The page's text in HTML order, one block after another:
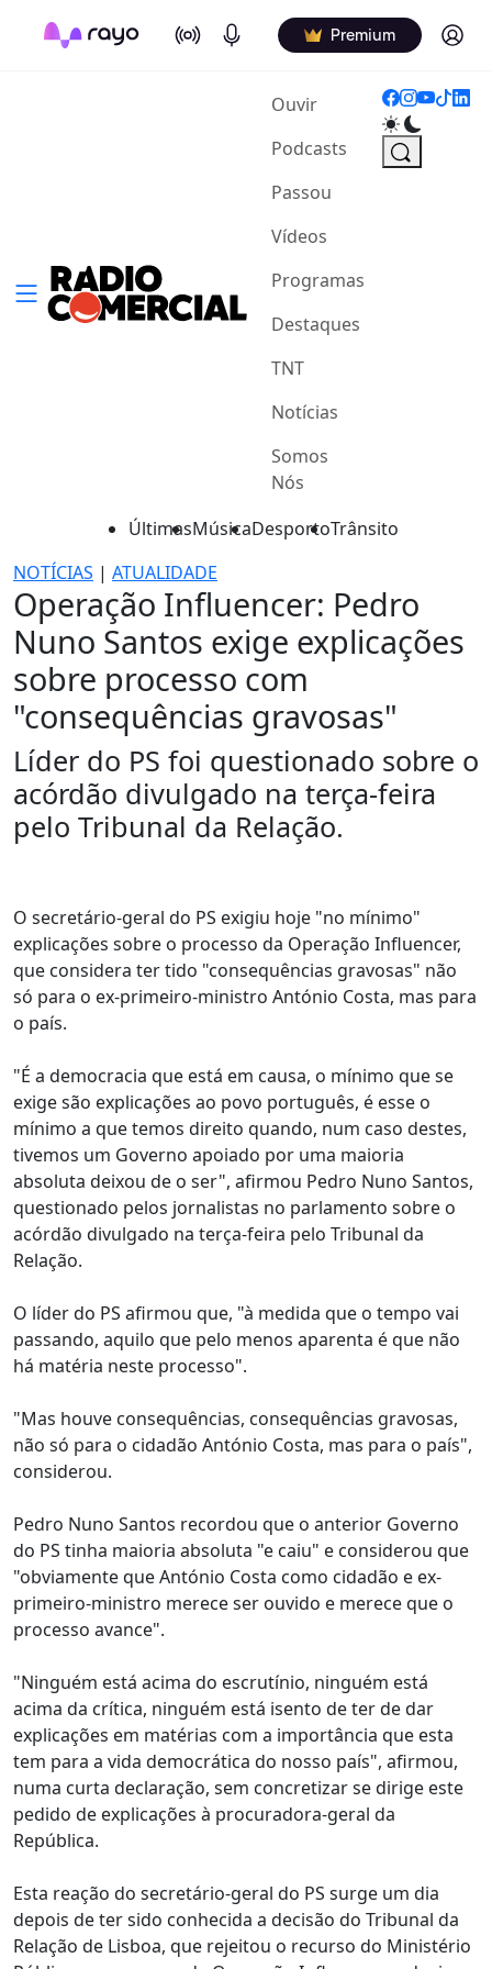
On Air Podcasts Premium Log in
Ouvir(current)
Podcasts
Passou
Vídeos
Programas
Destaques
TNT
Notícias
Somos
Nós
ÚltimasMúsicaDesportoTrânsito
NOTÍCIAS | ATUALIDADE
Operação Influencer: Pedro
Nuno Santos exige explicações
sobre processo com
"consequências gravosas"
Líder do PS foi questionado sobre o
acórdão divulgado na terça-feira
pelo Tribunal da Relação.
O secretário-geral do PS exigiu hoje "no mínimo"
explicações sobre o processo da Operação Influencer,
que considera ter tido "consequências gravosas" não
só para o ex-primeiro-ministro António Costa, mas para
o país.
"É a democracia que está em causa, o mínimo que se
exige são explicações ao povo português, é esse o
mínimo a que temos direito quando, num caso destes,
tivemos um Governo apoiado por uma maioria
absoluta deixou de o ser", afirmou Pedro Nuno Santos,
questionado pelos jornalistas no parlamento sobre o
acórdão divulgado na terça-feira pelo Tribunal da
Relação.
O líder do PS afirmou que, "à medida que o tempo vai
passando, aquilo que pelo menos aparenta é que não
há matéria neste processo".
"Mas houve consequências, consequências gravosas,
não só para o cidadão António Costa, mas para o país",
considerou.
Pedro Nuno Santos recordou que o anterior Governo
do PS tinha maioria absoluta "e caiu" e considerou que
"obviamente que António Costa como cidadão e ex-
primeiro-ministro merece ser ouvido e merece que o
processo avance".
"Ninguém está acima do escrutínio, ninguém está
acima da crítica, ninguém está isento de ter de dar
explicações em matérias com a importância que esta
tem para a vida democrática do nosso país", afirmou,
numa curta declaração, sem concretizar se dirige este
pedido de explicações à procuradora-geral da
República.
Esta reação do secretário-geral do PS surge um dia
depois de ter sido conhecida a decisão do Tribunal da
Relação de Lisboa, que rejeitou o recurso do Ministério